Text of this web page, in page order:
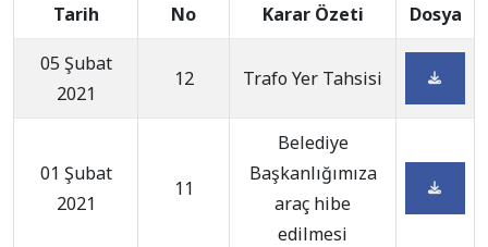
Tarih
No
Karar Özeti Dosya
05 Şubat
2021
12 Trafo Yer Tahsisi
01 Şubat
2021
11
Belediye
Başkanlığımıza
araç hibe
edilmesi